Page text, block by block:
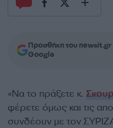
Προσθήκη του newsit.gr
Google
«Να το πράξετε κ.
φέρετε όμως και τις
συνδέουν με τον